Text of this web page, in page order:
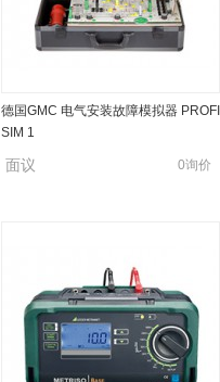
德国GMC 电气安装故障模拟器 PROFI
SIM 1
面议 0询价